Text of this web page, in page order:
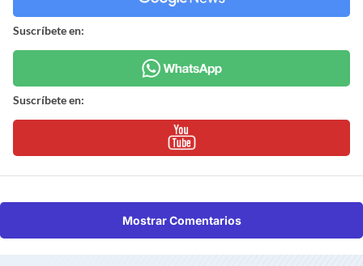
Suscríbete en:
Suscríbete en:
Mostrar Comentarios